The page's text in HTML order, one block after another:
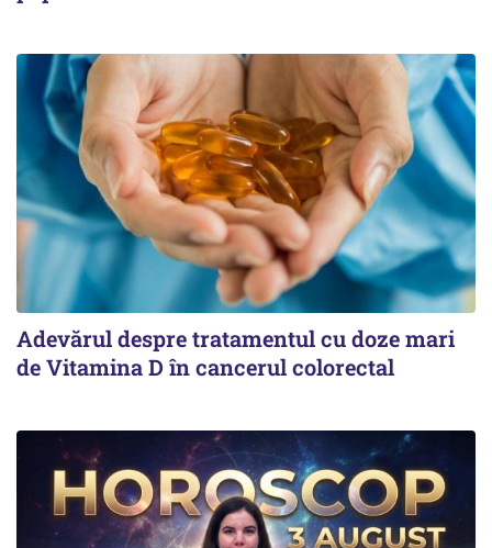
Adevărul despre tratamentul cu doze mari
de Vitamina D în cancerul colorectal